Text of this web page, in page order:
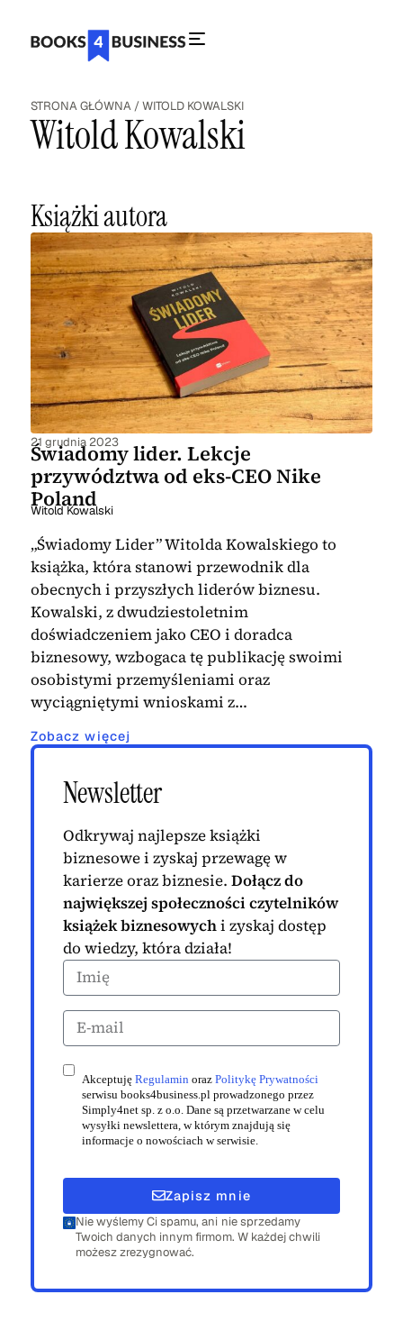
STRONA GŁÓWNA /WITOLD KOWALSKI
Witold Kowalski
Książki autora
21 grudnia 2023
Świadomy lider. Lekcje
przywództwa od eks-CEO Nike
Poland
Witold Kowalski
„Świadomy Lider” Witolda Kowalskiego to
książka, która stanowi przewodnik dla
obecnych i przyszłych liderów biznesu.
Kowalski, z dwudziestoletnim
doświadczeniem jako CEO i doradca
biznesowy, wzbogaca tę publikację swoimi
osobistymi przemyśleniami oraz
wyciągniętymi wnioskami z…
Zobacz więcej
Newsletter
Odkrywaj najlepsze książki
biznesowe i zyskaj przewagę w
karierze oraz biznesie. Dołącz do
największej społeczności czytelników
książek biznesowychi zyskaj dostęp
do wiedzy, która działa!
Akceptuję Regulamin oraz Politykę Prywatności
serwisu books4business.pl prowadzonego przez
Simply4net sp. z o.o. Dane są przetwarzane w celu
wysyłki newslettera, w którym znajdują się
informacje o nowościach w serwisie.
Zapisz mnie
Nie wyślemy Ci spamu, ani nie sprzedamy
Twoich danych innym firmom. W każdej chwili
możesz zrezygnować.